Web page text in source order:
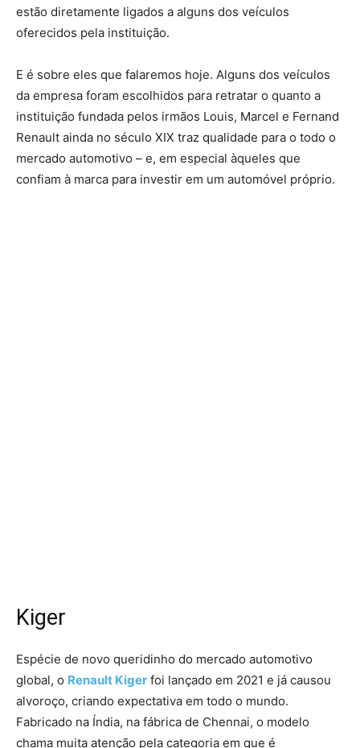
estão diretamente ligados a alguns dos veículos
oferecidos pela instituição.
E é sobre eles que falaremos hoje. Alguns dos veículos
da empresa foram escolhidos para retratar o quanto a
instituição fundada pelos irmãos Louis, Marcel e Fernand
Renault ainda no século XIX traz qualidade para o todo o
mercado automotivo – e, em especial àqueles que
confiam à marca para investir em um automóvel próprio.
Kiger
Espécie de novo queridinho do mercado automotivo
global, o Renault Kiger foi lançado em 2021 e já causou
alvoroço, criando expectativa em todo o mundo.
Fabricado na Índia, na fábrica de Chennai, o modelo
chama muita atenção pela categoria em que é